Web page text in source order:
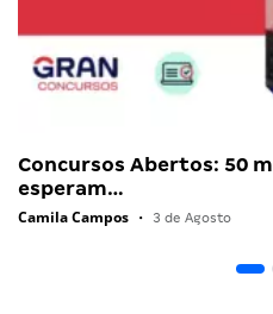
Concursos Abertos: 50
esperam…
Camila Campos • 3 de Agosto